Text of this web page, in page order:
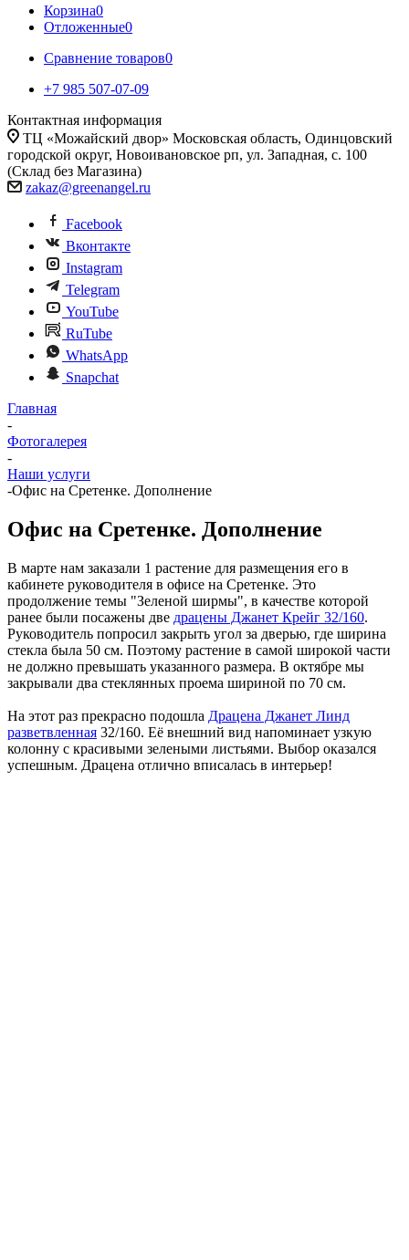
Корзина0
Отложенные0
Сравнение товаров0
+7 985 507-07-09
Контактная информация
ТЦ «Можайский двор» Московская область, Одинцовский
городской округ, Новоивановское рп, ул. Западная, с. 100
(Склад без Магазина)
zakaz@greenangel.ru
Facebook
Вконтакте
Instagram
Telegram
YouTube
RuTube
WhatsApp
Snapchat
Главная
-
Фотогалерея
-
Наши услуги
-Офис на Сретенке. Дополнение
Офис на Сретенке. Дополнение
В марте нам заказали 1 растение для размещения его в
кабинете руководителя в офисе на Сретенке. Это
продолжение темы "Зеленой ширмы", в качестве которой
ранее были посажены две драцены Джанет Крейг 32/160.
Руководитель попросил закрыть угол за дверью, где ширина
стекла была 50 см. Поэтому растение в самой широкой части
не должно превышать указанного размера. В октябре мы
закрывали два стеклянных проема шириной по 70 см.
На этот раз прекрасно подошла Драцена Джанет Линд
разветвленная 32/160. Её внешний вид напоминает узкую
колонну с красивыми зелеными листьями. Выбор оказался
успешным. Драцена отлично вписалась в интерьер!